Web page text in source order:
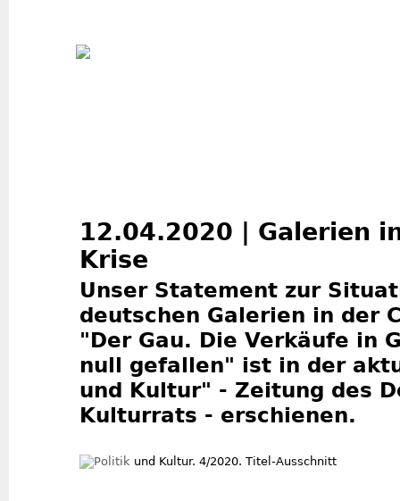
12.04.2020 | Galerien
Krise
Unser Statement zur
deutschen Galerien in der
"Der Gau. Die Verkäufe in
null gefallen" ist in der
und Kultur" - Zeitung des
Kulturrats - erschienen.